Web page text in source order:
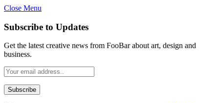
Close Menu
Subscribe to Updates
Get the latest creative news from FooBar about art, design and
business.